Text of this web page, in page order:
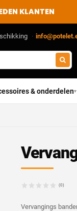
FABRIKANT
·
& onderdelen▾
(0)
Vervangings